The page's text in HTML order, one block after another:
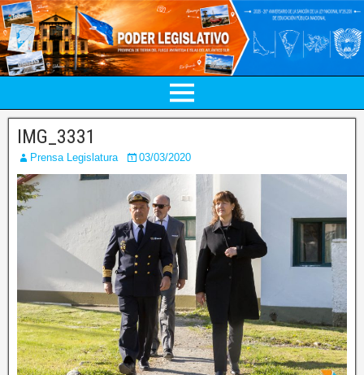
IMG_3331
Prensa Legislatura 03/03/2020